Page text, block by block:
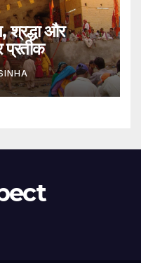
श्रद्धा और
प्रतीक